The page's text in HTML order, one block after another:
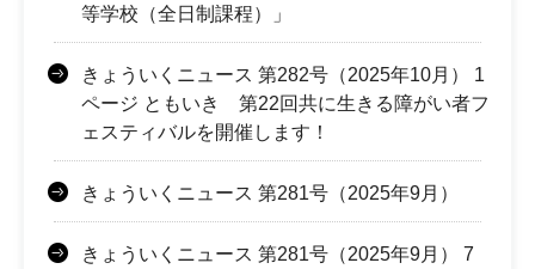
等学校（全日制課程）」
きょういくニュース 第282号（2025年10月） 1
ページ ともいき 第22回共に生きる障がい者フ
ェスティバルを開催します！
きょういくニュース 第281号（2025年9月）
きょういくニュース 第281号（2025年9月） 7